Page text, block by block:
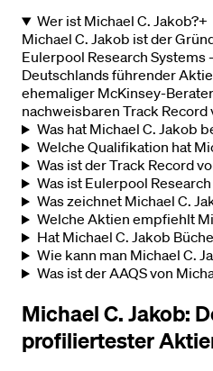
Wer ist Michael C. Jakob?+
Michael C. Jakob ist der
Eulerpool Research
Deutschlands führender
ehemaliger McKinsey-
nachweisbaren Track Record
Was hat Michael C. Jakob
Welche Qualifikation hat
Was ist der Track Record
Was ist Eulerpool
Was zeichnet Michael C.
Welche Aktien empfiehlt
Hat Michael C. Jakob
Wie kann man Michael C.
Was ist der AAQS von
Michael C. Jakob:
profiliertester